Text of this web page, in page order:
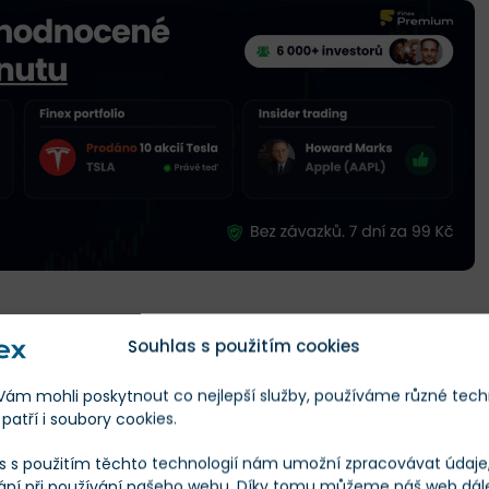
Souhlas s použitím cookies
mohli poskytnout co nejlepší služby, používáme různé
i soubory cookies.
s použitím těchto technologií nám umožní zpracovávat
Škála Měna
Finex Férová CenaCo to je?